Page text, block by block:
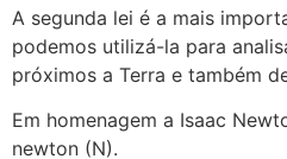
A segunda lei é a mais
podemos utilizá-la para
próximos a Terra e também
Em homenagem a Isaac
newton (N).